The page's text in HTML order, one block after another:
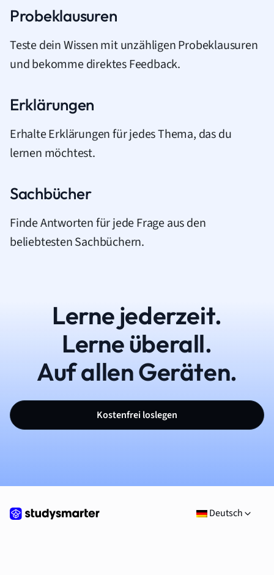
Probeklausuren
Teste dein Wissen mit unzähligen Probeklausuren
und bekomme direktes Feedback.
Erklärungen
Erhalte Erklärungen für jedes Thema, das du
lernen möchtest.
Sachbücher
Finde Antworten für jede Frage aus den
beliebtesten Sachbüchern.
Lerne jederzeit.
Lerne überall.
Auf allen Geräten.
Kostenfrei loslegen
Deutsch